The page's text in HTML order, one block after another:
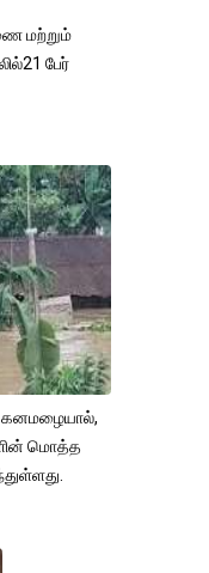
மற்றும்
பேர்
கனமழையால்,
மொத்த